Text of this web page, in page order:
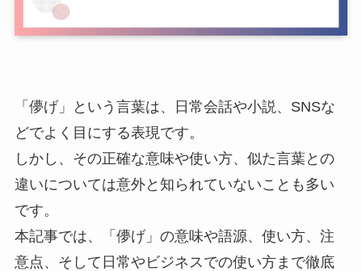
「儚げ」という言葉は、日常会話や小説、SNSな
どでよく目にする表現です。
しかし、その正確な意味や使い方、似た言葉との
違いについては意外と知られていないことも多い
です。
本記事では、「儚げ」の意味や語源、使い方、注
意点、そして日常やビジネスでの使い方まで徹底